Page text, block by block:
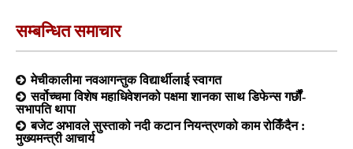
सम्बन्धित समाचार
मेचीकालीमा नवआगन्तुक विद्यार्थीलाई स्वागत
सर्वोच्चमा विशेष महाधिवेशनको पक्षमा शानका साथ डिफेन्स गर्छौं-
सभापति थापा
बजेट अभावले सुस्ताको नदी कटान नियन्त्रणको काम रोकिँदैन :
मुख्यमन्त्री आचार्य